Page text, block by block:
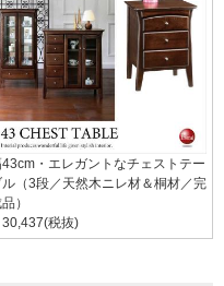
・エレガントなチェストテー
ル（3段／天然木ニレ材＆桐材／完
）
30,437(税抜)